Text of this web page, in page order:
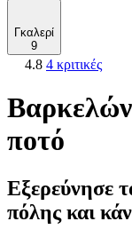
Γκαλερί
9
4.8 4 κριτικές
ποτό
Εξερεύνησε
πόλης και